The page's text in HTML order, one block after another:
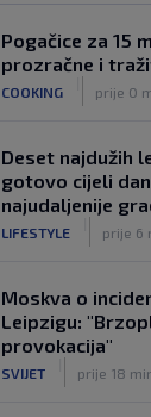
Veliko
stručnjaka:
trener Barcelone
|
prije 2 h
Pogačice za 15
prozračne i
COOKING prije 0
Deset najdužih
gotovo cijeli
najudaljenije
LIFESTYLE prije 6
Moskva o
Leipzigu:
provokacija"
SVIJET prije 18